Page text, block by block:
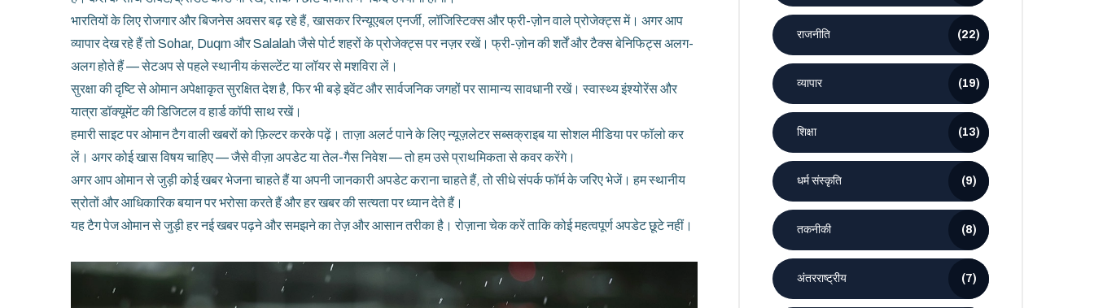
भारतियों के लिए रोजगार और बिजनेस अवसर बढ़ रहे हैं, खासकर रिन्यूएबल एनर्जी, लॉजिस्टिक्स और फ्री-ज़ोन वाले प्रोजेक्ट्स में। अगर आप
व्यापार देख रहे हैं तो Sohar, Duqm और Salalah जैसे पोर्ट शहरों के प्रोजेक्ट्स पर नज़र रखें। फ्री-ज़ोन की शर्तें और टैक्स बेनिफिट्स अलग-
अलग होते हैं — सेटअप से पहले स्थानीय कंसल्टेंट या लॉयर से मशविरा लें।
सुरक्षा की दृष्टि से ओमान अपेक्षाकृत सुरक्षित देश है, फिर भी बड़े इवेंट और सार्वजनिक जगहों पर सामान्य सावधानी रखें। स्वास्थ्य इंश्योरेंस और
यात्रा डॉक्यूमेंट की डिजिटल व हार्ड कॉपी साथ रखें।
हमारी साइट पर ओमान टैग वाली खबरों को फ़िल्टर करके पढ़ें। ताज़ा अलर्ट पाने के लिए न्यूज़लेटर सब्सक्राइब या सोशल मीडिया पर फॉलो कर
लें। अगर कोई खास विषय चाहिए — जैसे वीज़ा अपडेट या तेल-गैस निवेश — तो हम उसे प्राथमिकता से कवर करेंगे।
अगर आप ओमान से जुड़ी कोई खबर भेजना चाहते हैं या अपनी जानकारी अपडेट कराना चाहते हैं, तो सीधे संपर्क फॉर्म के जरिए भेजें। हम स्थानीय
स्रोतों और आधिकारिक बयान पर भरोसा करते हैं और हर खबर की सत्यता पर ध्यान देते हैं।
यह टैग पेज ओमान से जुड़ी हर नई खबर पढ़ने और समझने का तेज़ और आसान तरीका है। रोज़ाना चेक करें ताकि कोई महत्वपूर्ण अपडेट छूटे नहीं।
राजनीति (22)
व्यापार (19)
शिक्षा (13)
धर्म संस्कृति (9)
तकनीकी (8)
अंतरराष्ट्रीय (7)